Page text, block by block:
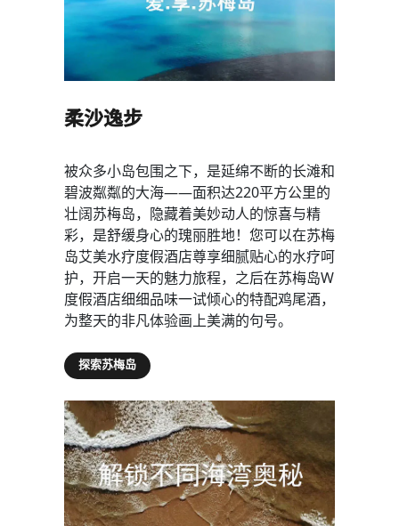
柔沙逸步
被众多小岛包围之下，是延绵不断的长滩和
碧波粼粼的大海——面积达220平方公里的
壮阔苏梅岛，隐藏着美妙动人的惊喜与精
彩，是舒缓身心的瑰丽胜地！您可以在苏梅
岛艾美水疗度假酒店尊享细腻贴心的水疗呵
护，开启一天的魅力旅程，之后在苏梅岛W
度假酒店细细品味一试倾心的特配鸡尾酒，
为整天的非凡体验画上美满的句号。
探索苏梅岛